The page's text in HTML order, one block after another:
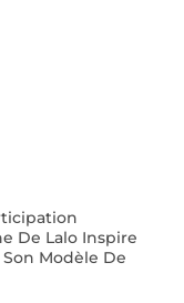
De Lalo Inspire
Modèle De